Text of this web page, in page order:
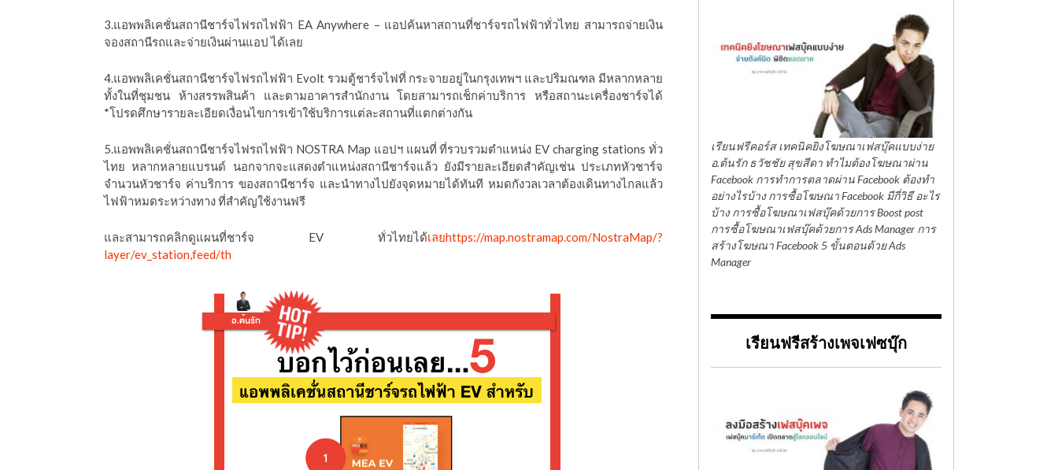
3.แอพพลิเคชั่นสถานีชาร์จไฟรถไฟฟ้า EA Anywhere – แอปค้นหาสถานที่ชาร์จรถไฟฟ้าทั่วไทย สามารถจ่ายเงิน
จองสถานีรถและจ่ายเงินผ่านแอป ได้เลย
4.แอพพลิเคชั่นสถานีชาร์จไฟรถไฟฟ้า Evolt รวมตู้ชาร์จไฟที่ กระจายอยู่ในกรุงเทพฯ และปริมณฑล มีหลากหลาย
ทั้งในที่ชุมชน ห้างสรรพสินค้า และตามอาคารสำนักงาน โดยสามารถเช็กค่าบริการ หรือสถานะเครื่องชาร์จได้
*โปรดศึกษารายละเอียดเงื่อนไขการเข้าใช้บริการแต่ละสถานที่แตกต่างกัน
5.แอพพลิเคชั่นสถานีชาร์จไฟรถไฟฟ้า NOSTRA Map แอปฯ แผนที่ ที่รวบรวมตำแหน่ง EV charging stations ทั่ว
ไทย หลากหลายแบรนด์ นอกจากจะแสดงตำแหน่งสถานีชาร์จแล้ว ยังมีรายละเอียดสำคัญเช่น ประเภทหัวชาร์จ
จำนวนหัวชาร์จ ค่าบริการ ของสถานีชาร์จ และนำทางไปยังจุดหมายได้ทันที หมดกังวลเวลาต้องเดินทางไกลแล้ว
ไฟฟ้าหมดระหว่างทาง ที่สำคัญใช้งานฟรี
และสามารถคลิกดูแผนที่ชาร์จ EV ทั่วไทยได้เลยhttps://map.nostramap.com/NostraMap/?
layer/ev_station,feed/th
เรียนฟรีคอร์ส เทคนิคยิงโฆษณาเฟสบุ๊คแบบง่าย
อ.ต้นรัก ธวัชชัย สุขสีดา ทำไมต้องโฆษณาผ่าน
Facebook การทำการตลาดผ่าน Facebook ต้องทำ
อย่างไรบ้าง การซื้อโฆษณา Facebook มีกี่วิธี อะไร
บ้าง การซื้อโฆษณาเฟสบุ๊คด้วยการ Boost post
การซื้อโฆษณาเฟสบุ๊คด้วยการ Ads Manager การ
สร้างโฆษณา Facebook 5 ขั้นตอนด้วย Ads
Manager
เรียนฟรีสร้างเพจเฟซบุ๊ก